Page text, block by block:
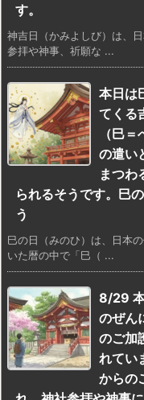
す。
神吉日（かみよしび）は、
参拝や神事、祈願な ...
本日は
てくる
（巳
の遣い
まつわ
られるそうです。巳
う
巳の日（みのひ）は、日本
いた暦の中で「巳（ ...
8/29
のぜん
のご加
れてい
からの